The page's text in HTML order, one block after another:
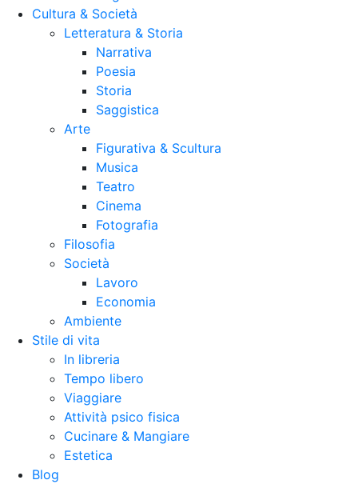
Cultura & Società
Letteratura & Storia
Narrativa
Poesia
Storia
Saggistica
Arte
Figurativa & Scultura
Musica
Teatro
Cinema
Fotografia
Filosofia
Società
Lavoro
Economia
Ambiente
Stile di vita
In libreria
Tempo libero
Viaggiare
Attività psico fisica
Cucinare & Mangiare
Estetica
Blog